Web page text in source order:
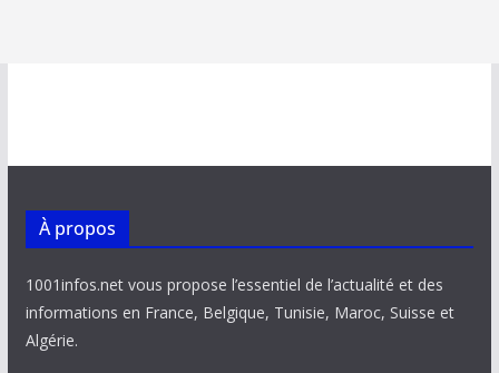
À propos
1001infos.net vous propose l’essentiel de l’actualité et des
informations en France, Belgique, Tunisie, Maroc, Suisse et
Algérie.